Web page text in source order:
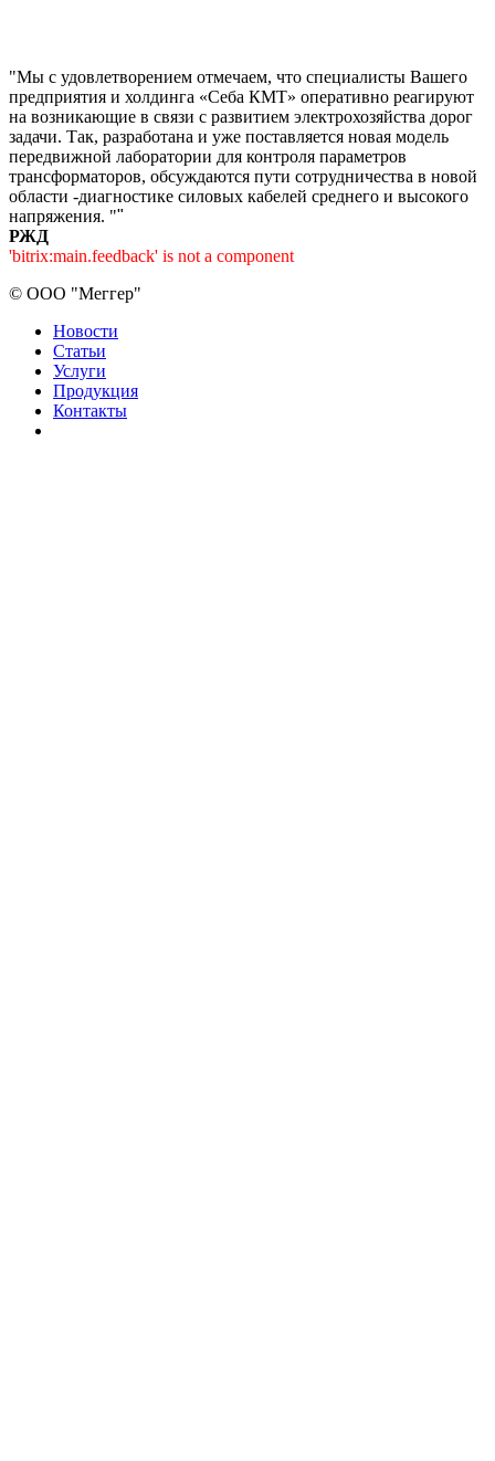
"Мы с удовлетворением отмечаем, что специалисты Вашего
предприятия и холдинга «Себа КМТ» оперативно реагируют
на возникающие в связи с развитием электрохозяйства дорог
задачи. Так, разработана и уже поставляется новая модель
передвижной лаборатории для контроля параметров
трансформаторов, обсуждаются пути сотрудничества в новой
области -диагностике силовых кабелей среднего и высокого
напряжения. ""
РЖД
'bitrix:main.feedback' is not a component
© ООО "Меггер"
Новости
Статьи
Услуги
Продукция
Контакты